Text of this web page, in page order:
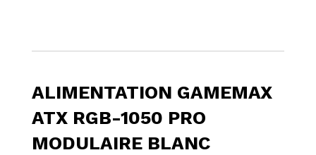
ALIMENTATION GAMEMAX
ATX RGB-1050 PRO
MODULAIRE BLANC